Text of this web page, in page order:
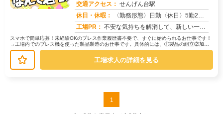
交通アクセス： せんげん台駅
休日・休暇：
〈勤務形態〉日勤〈休日〉5勤2休★ＧＷ★夏季休暇★冬季休暇★年末年始
工場PR： 不安な気持ちを解消して、新しい一歩を踏み出しましょう！株式会社京栄センターでは、経験・スキルは一切問いません。未経...
スマホで簡単応募！未経験OKのプレス作業履歴書不要で、すぐに始められるお仕事です！
→工場内でのプレス機を使った製品製造のお仕事です。具体的には、①製品の組立②加工
③検品・検査④ピッキング・集積と...
工場求人の詳細を見る
1